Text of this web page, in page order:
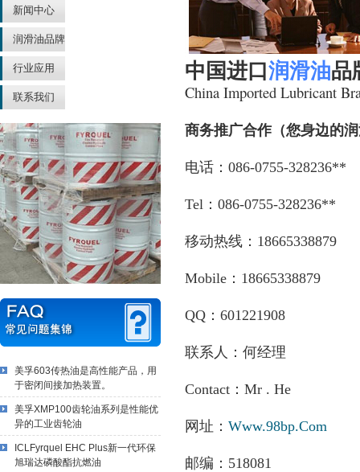
新闻中心
润滑油品牌
行业应用
联系我们
美孚603传热油是高性能产品，用
于密闭间接加热装置。
美孚XMP100齿轮油系列是性能优
异的工业齿轮油
ICLFyrquel EHC Plus新一代环保
旭瑞达磷酸酯抗燃油
中国进口 润滑油品
China Imported Lubricant
商务推广合作（您身边的
电话：086-0755-
Tel：086-0755-
移动热线：
Mobile：
QQ：
联系人：
Contact：
网址： Www.98bp.Com
邮编：518081 地